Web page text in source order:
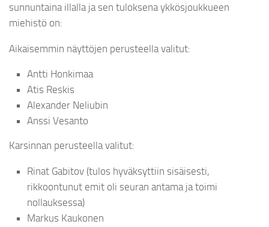
sunnuntaina illalla ja sen tuloksena ykkösjoukkueen
miehistö on:
Aikaisemmin näyttöjen perusteella valitut:
Antti Honkimaa
Atis Reskis
Alexander Neliubin
Anssi Vesanto
Karsinnan perusteella valitut:
Rinat Gabitov (tulos hyväksyttiin sisäisesti,
rikkoontunut emit oli seuran antama ja toimi
nollauksessa)
Markus Kaukonen